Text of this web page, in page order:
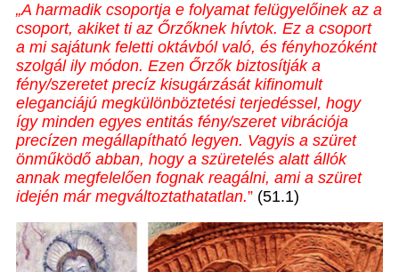
„A harmadik csoportja e folyamat felügyelőinek az a
csoport, akiket ti az Őrzőknek hívtok. Ez a csoport
a mi sajátunk feletti oktávból való, és fényhozóként
szolgál ily módon. Ezen Őrzők biztosítják a
fény/szeretet precíz kisugárzását kifinomult
eleganciájú megkülönböztetési terjedéssel, hogy
így minden egyes entitás fény/szeret vibrációja
precízen megállapítható legyen. Vagyis a szüret
önműködő abban, hogy a szüretelés alatt állók
annak megfelelően fognak reagálni, ami a szüret
idején már megváltoztathatatlan.” (51.1)